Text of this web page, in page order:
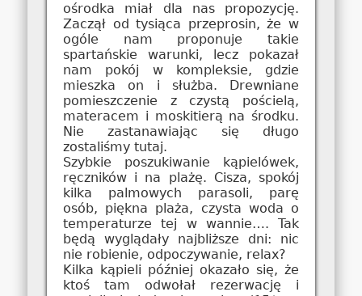
ośrodka miał dla nas propozycję.
Zaczął od tysiąca przeprosin, że w
ogóle nam proponuje takie
spartańskie warunki, lecz pokazał
nam pokój w kompleksie, gdzie
mieszka on i służba. Drewniane
pomieszczenie z czystą pościelą,
materacem i moskitierą na środku.
Nie zastanawiając się długo
zostaliśmy tutaj.
Szybkie poszukiwanie kąpielówek,
ręczników i na plażę. Cisza, spokój
kilka palmowych parasoli, parę
osób, piękna plaża, czysta woda o
temperaturze tej w wannie…. Tak
będą wyglądały najbliższe dni: nic
nie robienie, odpoczywanie, relax?
Kilka kąpieli później okazało się, że
ktoś tam odwołał rezerwację i